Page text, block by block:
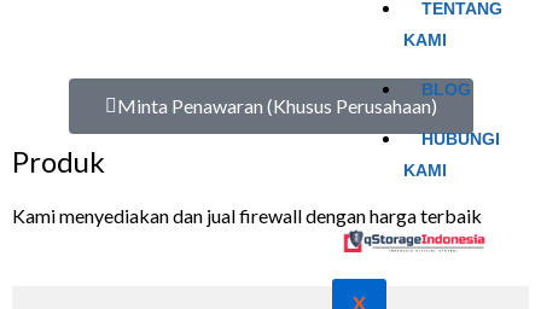
TENTANG
KAMI
BLOG
HUBUNGI
KAMI
X
Minta Penawaran (Khusus Perusahaan)
Produk
Kami menyediakan dan jual firewall dengan harga terbaik